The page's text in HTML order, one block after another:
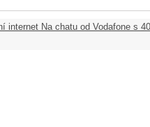
internet Na chatu od Vodafone s